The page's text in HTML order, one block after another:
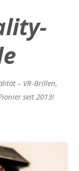
– VR-Brillen,
seit 2013!